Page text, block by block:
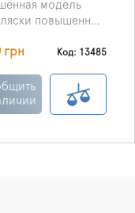
модель
повышенной
срок
проката 40
сутки.
стоимость
грн Код: 13485